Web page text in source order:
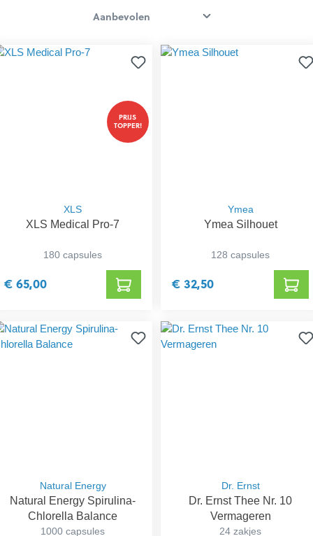
PRIJS
TOPPER!
XLS
XLS Medical Pro-7
180 capsules
€ 65,00
Ymea
Ymea Silhouet
128 capsules
€ 32,50
Natural Energy
Natural Energy Spirulina-
Chlorella Balance
1000 capsules
Dr. Ernst
Dr. Ernst Thee Nr. 10
Vermageren
24 zakjes